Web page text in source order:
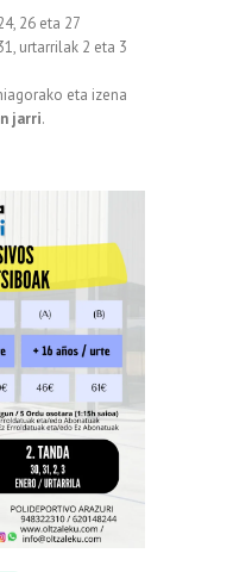
26 eta 27
urtarrilak 2 eta 3
eta izena
jarri.